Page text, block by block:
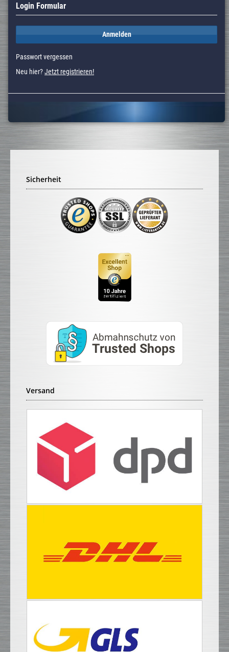
Login Formular
Anmelden
Passwort vergessen
Neu hier?Jetzt registrieren!
Sicherheit
Versand